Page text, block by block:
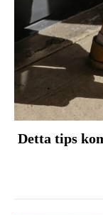
Detta tips